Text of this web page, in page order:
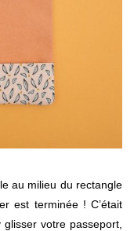
au milieu du rectangle
est terminée ! C’était
votre passeport,